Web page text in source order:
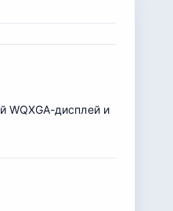
WQXGA-дисплей и